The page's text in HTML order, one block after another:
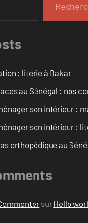
: literie à Dakar
au Sénégal : nos
son intérieur :
son intérieur :
orthopédique au
sur Hello